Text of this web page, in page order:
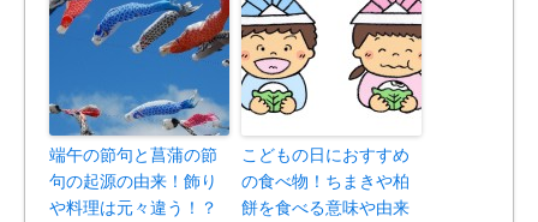
端午の節句と菖蒲の節
句の起源の由来！飾り
や料理は元々違う！？
こどもの日におすすめ
の食べ物！ちまきや柏
餅を食べる意味や由来